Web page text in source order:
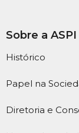
Sobre a ASPI
Histórico
Papel na
Diretoria e